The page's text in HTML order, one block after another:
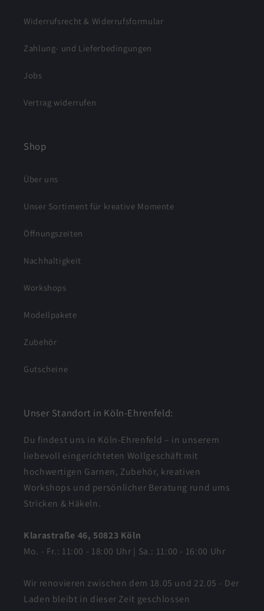
Widerrufsrecht & Widerrufsformular
Zahlung- und Lieferbedingungen
Jobs
Vertrag widerrufen
Shop
Über uns
Unser Sortiment für kreative Momente
Öffnungszeiten
Nachhaltigkeit
Workshops
Modellpakete
Zubehör
Gutscheine
Unser Standort in Köln-Ehrenfeld:
Du findest uns in Köln-Ehrenfeld – in unserem
liebevoll eingerichteten Wollgeschäft mit
hochwertigen Garnen, Zubehör, kreativen
Workshops und persönlicher Beratung rund ums
Stricken & Häkeln.
Klarastraße 46, 50823 Köln
Mo. - Fr.: 11:00 - 18:00 Uhr | Sa.: 11:00 - 16:00 Uhr
Wir renovieren zwischen dem 18.05 und 22.05 - Der
Laden bleibt in dieser Zeit geschlossen